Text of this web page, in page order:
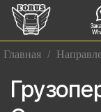
Главная /